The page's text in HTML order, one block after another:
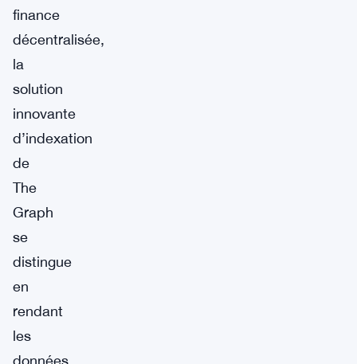
finance
décentralisée,
la
solution
innovante
d’indexation
de
The
Graph
se
distingue
en
rendant
les
données